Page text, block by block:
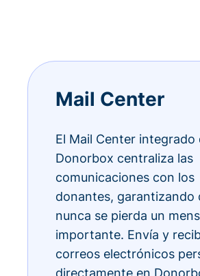
Mail Center
El Mail Center integrado
Donorbox centraliza las
comunicaciones con los
donantes, garantizando
nunca se pierda un
importante. Envía y
correos electrónicos
directamente en